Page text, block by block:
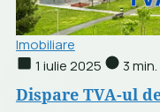
Imobiliare
1 iulie 2025
3 min.
Dispare TVA-ul